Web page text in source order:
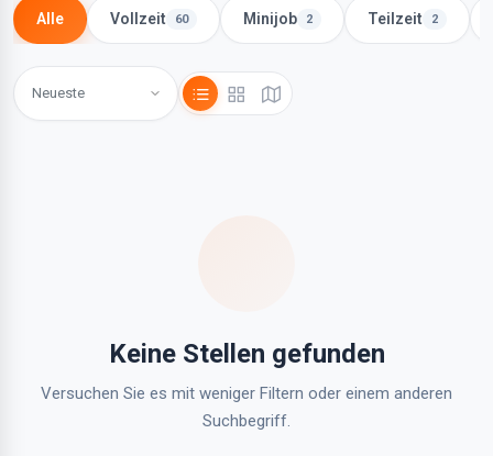
Alle Vollzeit 60 Minijob 2 Teilzeit 2
Keine Stellen gefunden
Versuchen Sie es mit weniger Filtern oder einem anderen
Suchbegriff.